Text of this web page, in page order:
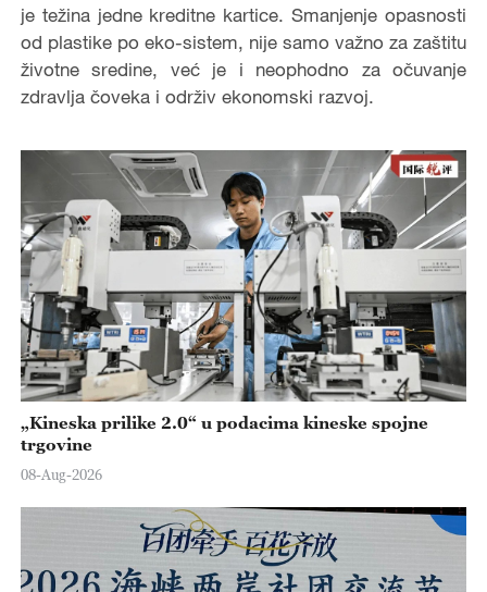
je težina jedne kreditne kartice. Smanjenje opasnosti
od plastike po eko-sistem, nije samo važno za zaštitu
životne sredine, već je i neophodno za očuvanje
zdravlja čoveka i održiv ekonomski razvoj.
„Kineska prilike 2.0“ u podacima kineske spojne
trgovine
08-Aug-2026